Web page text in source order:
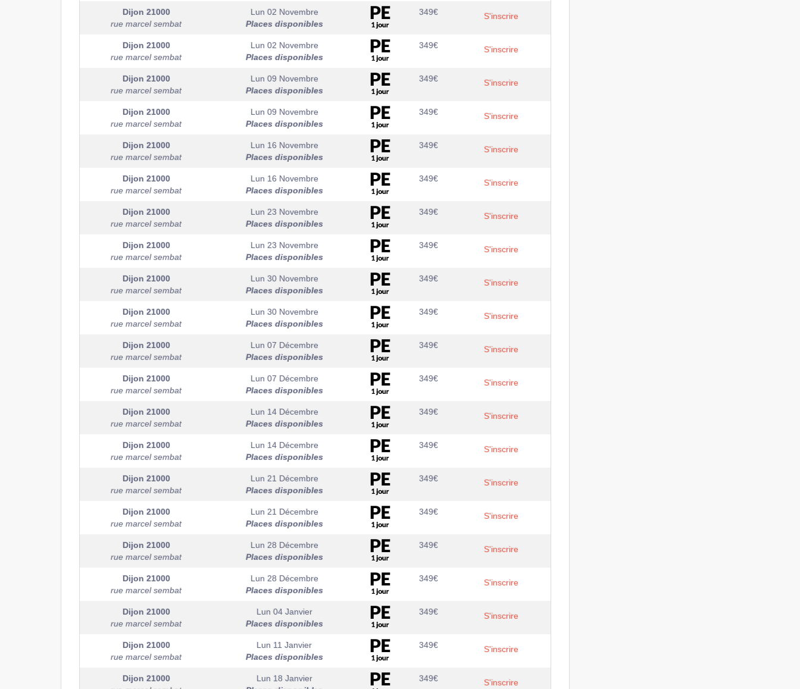
Dijon 21000
rue marcel sembat
Lun 02 Novembre
Places disponibles
349€ S'inscrire
Dijon 21000
rue marcel sembat
Lun 02 Novembre
Places disponibles
349€ S'inscrire
Dijon 21000
rue marcel sembat
Lun 09 Novembre
Places disponibles
349€ S'inscrire
Dijon 21000
rue marcel sembat
Lun 09 Novembre
Places disponibles
349€ S'inscrire
Dijon 21000
rue marcel sembat
Lun 16 Novembre
Places disponibles
349€ S'inscrire
Dijon 21000
rue marcel sembat
Lun 16 Novembre
Places disponibles
349€ S'inscrire
Dijon 21000
rue marcel sembat
Lun 23 Novembre
Places disponibles
349€ S'inscrire
Dijon 21000
rue marcel sembat
Lun 23 Novembre
Places disponibles
349€ S'inscrire
Dijon 21000
rue marcel sembat
Lun 30 Novembre
Places disponibles
349€ S'inscrire
Dijon 21000
rue marcel sembat
Lun 30 Novembre
Places disponibles
349€ S'inscrire
Dijon 21000
rue marcel sembat
Lun 07 Décembre
Places disponibles
349€ S'inscrire
Dijon 21000
rue marcel sembat
Lun 07 Décembre
Places disponibles
349€ S'inscrire
Dijon 21000
rue marcel sembat
Lun 14 Décembre
Places disponibles
349€ S'inscrire
Dijon 21000
rue marcel sembat
Lun 14 Décembre
Places disponibles
349€ S'inscrire
Dijon 21000
rue marcel sembat
Lun 21 Décembre
Places disponibles
349€ S'inscrire
Dijon 21000
rue marcel sembat
Lun 21 Décembre
Places disponibles
349€ S'inscrire
Dijon 21000
rue marcel sembat
Lun 28 Décembre
Places disponibles
349€ S'inscrire
Dijon 21000
rue marcel sembat
Lun 28 Décembre
Places disponibles
349€ S'inscrire
Dijon 21000
rue marcel sembat
Lun 04 Janvier
Places disponibles
349€ S'inscrire
Dijon 21000
rue marcel sembat
Lun 11 Janvier
Places disponibles
349€ S'inscrire
Dijon 21000
Lun 18 Janvier
349€ S'inscrire